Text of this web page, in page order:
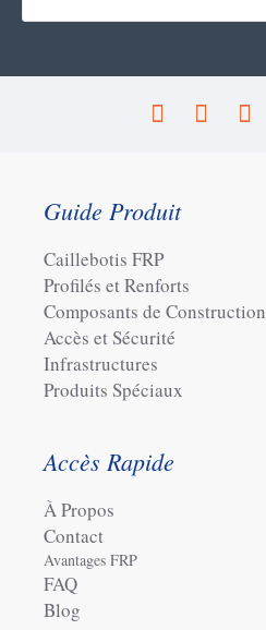
Guide Produit
Caillebotis FRP
Profilés et Renforts
Composants de Construction
Accès et Sécurité
Infrastructures
Produits Spéciaux
Accès Rapide
À Propos
Contact
Avantages FRP
FAQ
Blog